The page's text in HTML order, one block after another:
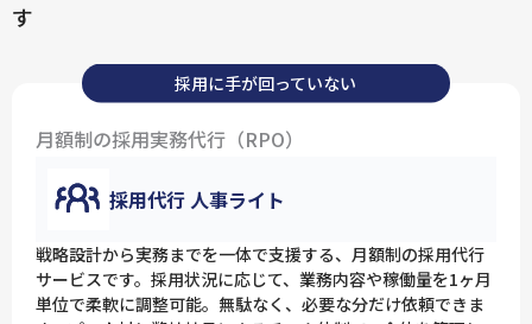
す
採用に手が回っていない
月額制の採用実務代行（RPO）
採用代行 人事ライト
戦略設計から実務までを一体で支援する、月額制の採用代行
サービスです。採用状況に応じて、業務内容や稼働量を1ヶ月
単位で柔軟に調整可能。無駄なく、必要な分だけ依頼できま